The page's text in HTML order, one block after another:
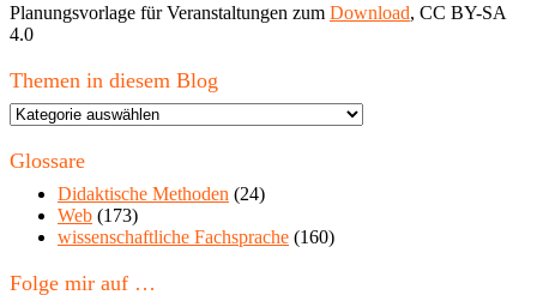
Planungsvorlage für Veranstaltungen zum Download, CC BY-SA
4.0
Themen in diesem Blog
Themen
diesem
Glossare
Didaktische Methoden (24)
Web (173)
wissenschaftliche Fachsprache (160)
Folge mir auf …